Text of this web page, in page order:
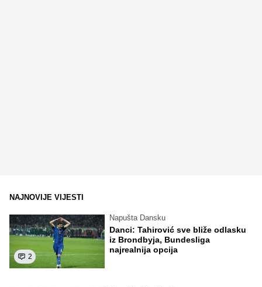
NAJNOVIJE VIJESTI
2
Napušta Dansku
Danci: Tahirović sve bliže odlasku
iz Brondbyja, Bundesliga
najrealnija opcija